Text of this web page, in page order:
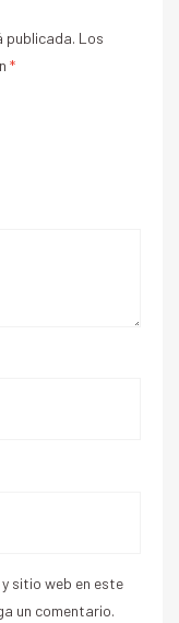
publicada. Los
*
sitio web en este
un comentario.